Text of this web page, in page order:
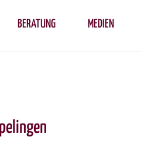
BERATUNG MEDIEN